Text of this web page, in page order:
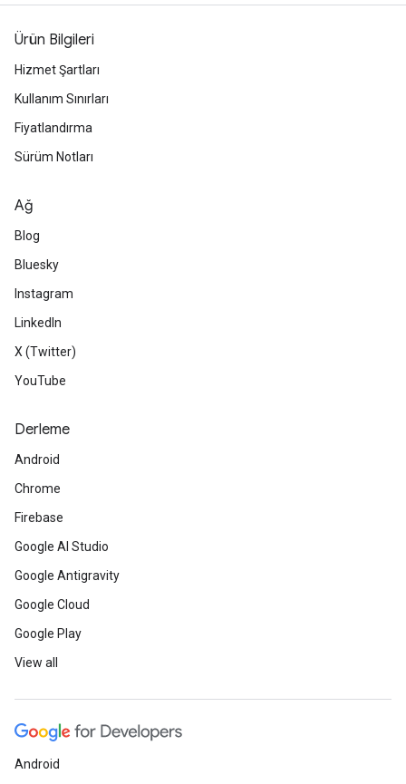
Ürün Bilgileri
Hizmet Şartları
Kullanım Sınırları
Fiyatlandırma
Sürüm Notları
Ağ
Blog
Bluesky
Instagram
LinkedIn
X (Twitter)
YouTube
Derleme
Android
Chrome
Firebase
Google AI Studio
Google Antigravity
Google Cloud
Google Play
View all
Android